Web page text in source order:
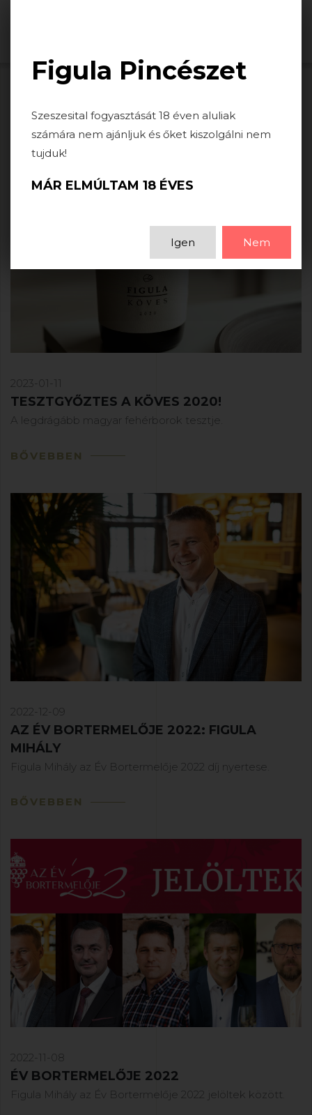
HÍREK
2023-01-11
TESZTGYŐZTES A KÖVES 2020!
A legdrágább magyar fehérborok tesztje.
BŐVEBBEN
2022-12-09
AZ ÉV BORTERMELŐJE 2022: FIGULA
MIHÁLY
Figula Mihály az Év Bortermelője 2022 díj nyertese.
BŐVEBBEN
2022-11-08
ÉV BORTERMELŐJE 2022
Figula Mihály az Év Bortermelője 2022 jelöltek között.
Figula Pincészet
Szeszesital fogyasztását 18 éven aluliak
számára nem ajánljuk és őket kiszolgálni nem
tujduk!
MÁR ELMÚLTAM 18 ÉVES
Igen Nem